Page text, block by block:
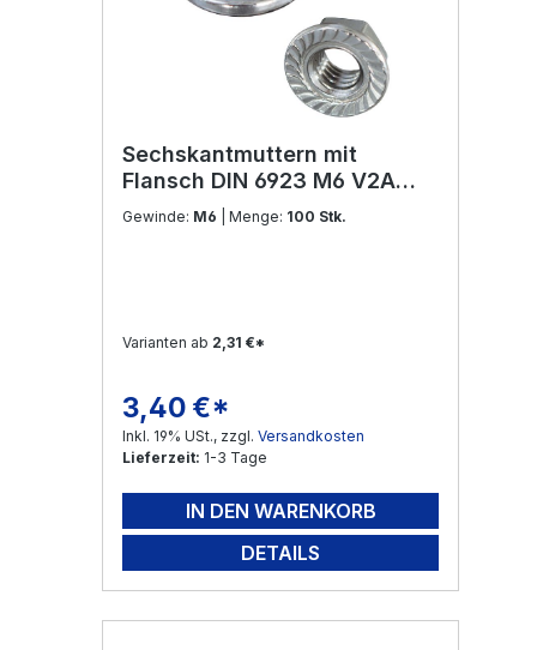
Sechskantmuttern mit
Flansch DIN 6923 M6 V2A
Edelstahl
Gewinde: M6 | Menge: 100 Stk.
Varianten ab 2,31 €*
Regulärer Preis:
3,40 €*
Inkl. 19% USt., zzgl. Versandkosten
Lieferzeit: 1-3 Tage
IN DEN WARENKORB
DETAILS